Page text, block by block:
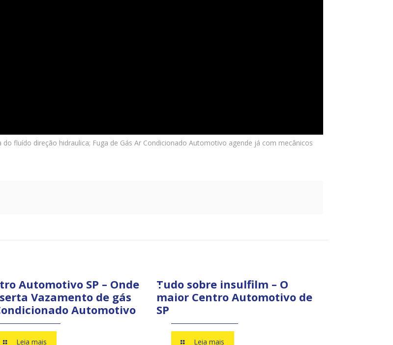
fluído direção hidraulica; Fuga de Gás Ar Condicionado Automotivo agende já com mecânicos
Automotivo SP – Onde
Vazamento de gás
Automotivo
Leia mais
Tudo sobre insulfilm – O
maior Centro Automotivo de
SP
Leia mais